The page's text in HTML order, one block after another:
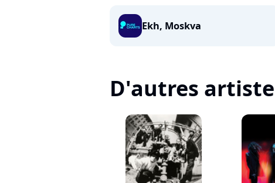
Ekh, Moskva
D'autres